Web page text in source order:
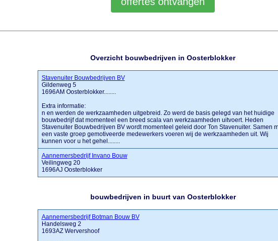
Overzicht bouwbedrijven in Oosterblokker
Stavenuiter Bouwbedrijven BV
Gildenweg 5
1696AM Oosterblokker........
Extra informatie:
n en werden de werkzaamheden uitgebreid. Zo werd de basis gelegd van het huidige
bouwbedrijf dat momenteel een breed scala van werkzaamheden uitvoert. Heden
Stavenuiter Bouwbedrijven BV wordt momenteel geleid door Ton Stavenuiter. Samen
een vaste groep gemotiveerde medewerkers voeren wij de werkzaamheden uit. Wij
kunnen voor u het gehel........
Aannemersbedrijf Invano Bouw
Veilingweg 20
1696AJ Oosterblokker
bouwbedrijven in buurt van Oosterblokker
Aannemersbedrijf Botman Bouw BV
Handelsweg 2
1693AZ Wervershoof